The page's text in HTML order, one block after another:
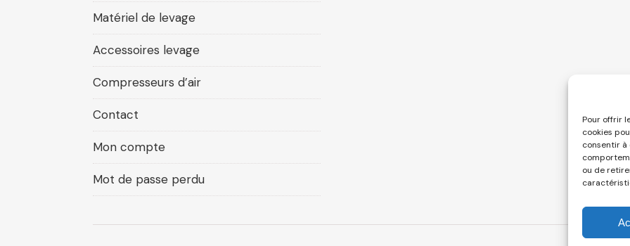
Pour offrir
cookies
consentir
ou de
Matériel de levage
Accessoires levage
Compresseurs d’air
Contact
Mon compte
Mot de passe perdu